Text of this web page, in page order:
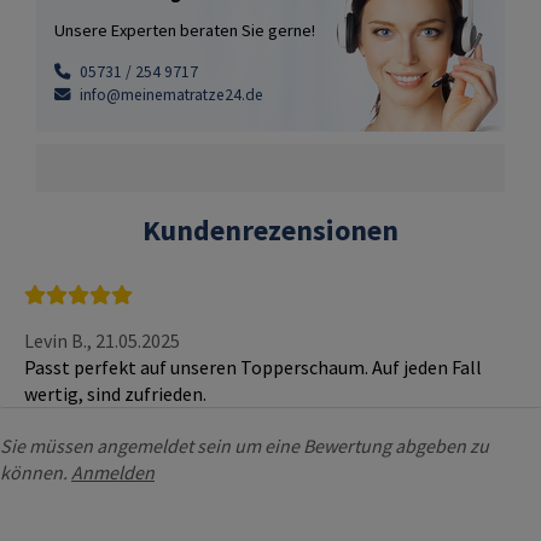
Unsere Experten beraten Sie gerne!
05731 / 254 9717
info@meinematratze24.de
Kundenrezensionen
Levin B., 21.05.2025
Passt perfekt auf unseren Topperschaum. Auf jeden Fall
wertig, sind zufrieden.
Sie müssen angemeldet sein um eine Bewertung abgeben zu
können. Anmelden